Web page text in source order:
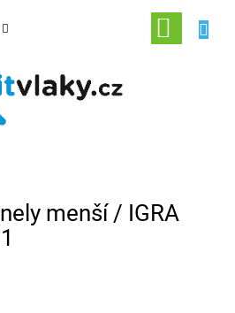
NÁKUPNÍ
KOŠÍK
menší / IGRA